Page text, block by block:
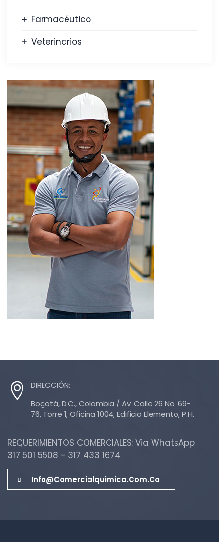
Farmacéutico
Veterinarios
DIRECCIÓN:
Bogotá, D.C., Colombia / Av. Calle 26 No. 69-
76, Torre 1, Oficina 1004, Edificio Elemento, P.H.
REQUERIMIENTOS COMERCIALES: Via WhatsApp
317 501 5508 - 317 433 1674
Info@comercialquimica.com.co